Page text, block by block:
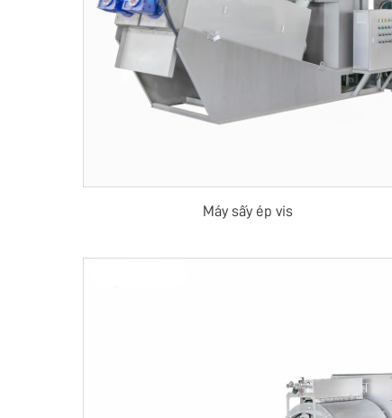
Máy sấy ép vis